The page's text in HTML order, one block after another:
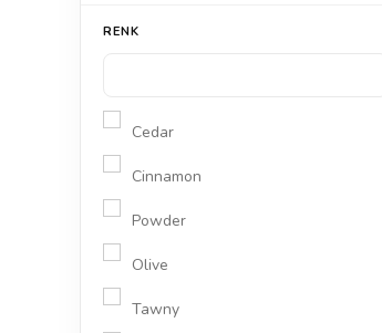
Yaşam
RENK
Cedar
Cinnamon
Powder
Olive
Tawny